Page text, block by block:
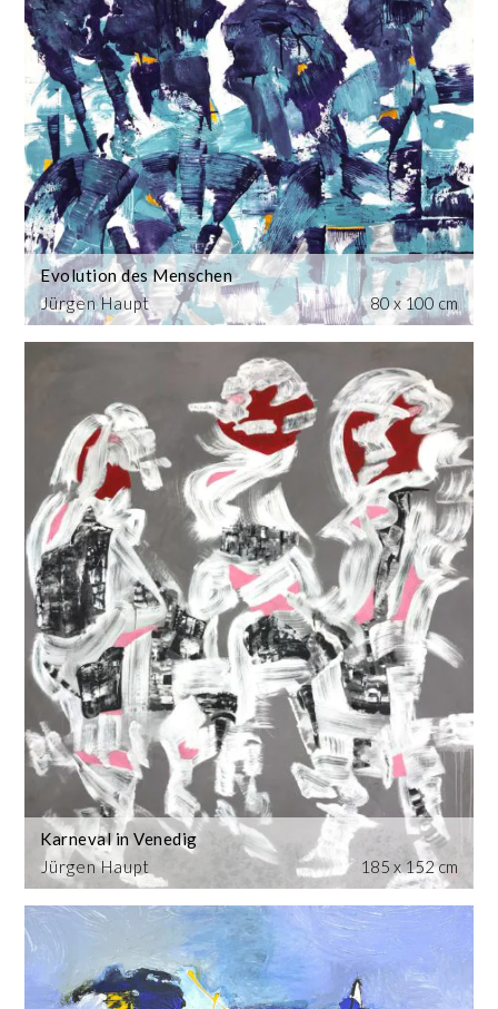
Jürgen Haupt
Evolution des Menschen
80 x 100 cm
Jürgen Haupt
Karneval in Venedig
185 x 152 cm